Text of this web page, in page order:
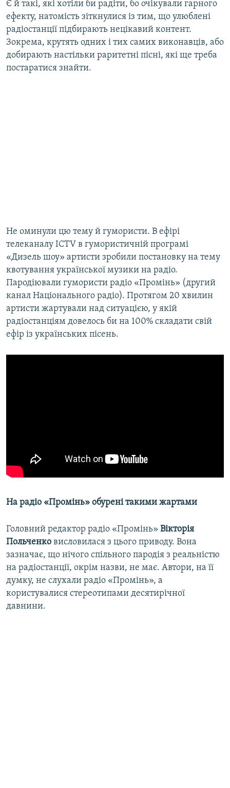
Є й такі, які хотіли би радіти, бо очікували гарного
ефекту, натомість зіткнулися із тим, що улюблені
радіостанції підбирають нецікавий контент.
Зокрема, крутять одних і тих самих виконавців, або
добирають настільки раритетні пісні, які ще треба
постаратися знайти.
Не оминули цю тему й гумористи. В ефірі
телеканалу ICTV в гумористичній програмі
«Дизель шоу» артисти зробили постановку на тему
квотування української музики на радіо.
Пародіювали гумористи радіо «Промінь» (другий
канал Національного радіо). Протягом 20 хвилин
артисти жартували над ситуацією, у якій
радіостанціям довелось би на 100% складати свій
ефір із українських пісень.
На радіо «Промінь» обурені такими жартами
Головний редактор радіо «Промінь» Вікторія
Польченко висловилася з цього приводу. Вона
зазначає, що нічого спільного пародія з реальністю
на радіостанції, окрім назви, не має. Автори, на її
думку, не слухали радіо «Промінь», а
користувалися стереотипами десятирічної
давнини.